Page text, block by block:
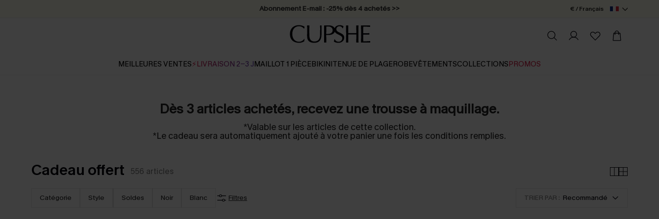
Abonnement E-mail : -25% dès 4 achetés >> € / Français
MEILLEURES VENTES⚡LIVRAISON 2-3 JMAILLOT 1 PIÈCEBIKINITENUE DE PLAGEROBEVÊTEMENTSCOLLECTIONSPROMOS
Dès 3 articles achetés, recevez une trousse à maquillage.
*Valable sur les articles de cette collection.
*Le cadeau sera automatiquement ajouté à votre panier une fois les conditions remplies.
Cadeau offert 556 articles
Catégorie Style Soldes Noir Blanc Filtres TRIER PAR : Recommandé